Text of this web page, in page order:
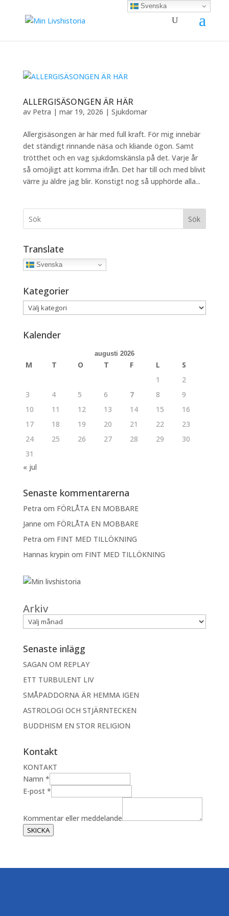
ALLERGISÄSONGEN ÄR HÄR
av Petra | mar 19, 2026 | Sjukdomar
Allergisäsongen är här med full kraft. För mig innebär
det ständigt rinnande näsa och kliande ögon. Samt
trötthet och en vag sjukdomskänsla på det. Varje år
så omöjligt att komma ifrån. Det har till och med blivit
värre ju äldre jag blir. Konstigt nog så upphörde alla...
Sök
Translate
Svenska
Kategorier
Kategorier
Kalender
augusti 2026
M T O T F L
S
1
2
3
4 5 6 7 8
9
10
11 12 13 14 15
16
17
18 19 20 21 22
23
24
25 26 27 28 29
30
31
« jul
Senaste kommentarerna
Petra om FÖRLÅTA EN MOBBARE
Janne om FÖRLÅTA EN MOBBARE
Petra om FINT MED TILLÖKNING
Hannas krypin om FINT MED TILLÖKNING
Arkiv
Senaste inlägg
SAGAN OM REPLAY
ETT TURBULENT LIV
SMÅPADDORNA ÄR HEMMA IGEN
ASTROLOGI OCH STJÄRNTECKEN
BUDDHISM EN STOR RELIGION
Kontakt
KONTAKT
Namn *
E
p
o
s
E-post *
Kommentar eller meddelande
SKICKA
Svenska